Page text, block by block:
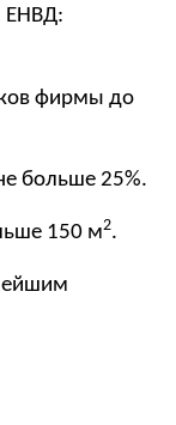
ЕНВД:
фирмы до
больше 25%.
150 м2.